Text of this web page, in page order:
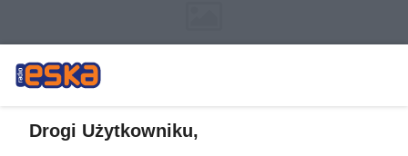
Drogi Użytkowniku,